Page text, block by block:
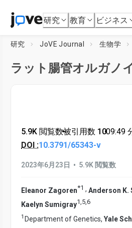
研究 教育 ビジネス
研究 JoVE Journal 生物学
ラット腸管オルガノ
5.9K 閲覧数•被引用数 10•09:49
DOI :10.3791/65343-v
2023年6月23日 • 5.9K 閲覧数
Eleanor Zagoren*1 , Anderson K.
Kaelyn Sumigray1 5 6
1 Department of Genetics, Yale